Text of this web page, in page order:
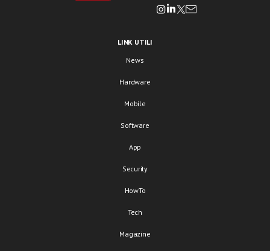
LINK UTILI
News
Hardware
Mobile
Software
App
Security
HowTo
Tech
Magazine